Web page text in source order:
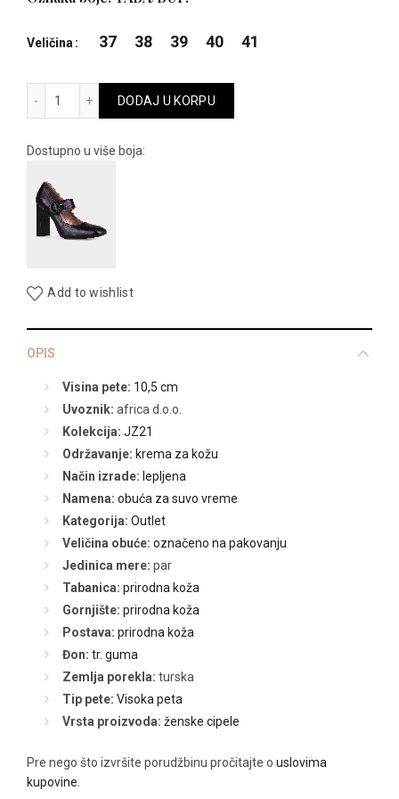
je
11.990,00 RSD.
Veličina 37 38 39 40 41
DODAJ U KORPU
Dostupno u više boja:
Add to wishlist
OPIS
Visina pete: 10,5 cm
Uvoznik: africa d.o.o.
Kolekcija: JZ21
Održavanje: krema za kožu
Način izrade: lepljena
Namena: obuća za suvo vreme
Kategorija: Outlet
Veličina obuće: označeno na pakovanju
Jedinica mere: par
Tabanica: prirodna koža
Gornjište: prirodna koža
Postava: prirodna koža
Đon: tr. guma
Zemlja porekla: turska
Tip pete: Visoka peta
Vrsta proizvoda: ženske cipele
Pre nego što izvršite porudžbinu pročitajte o uslovima
kupovine